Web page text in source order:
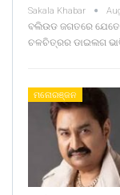
Sakala Khabar
ବଲିଉଡ ଜଗତରେ
ଚଳଚିତ୍ରର ଡାଇଲଗ
ମନୋରଞ୍ଜନ